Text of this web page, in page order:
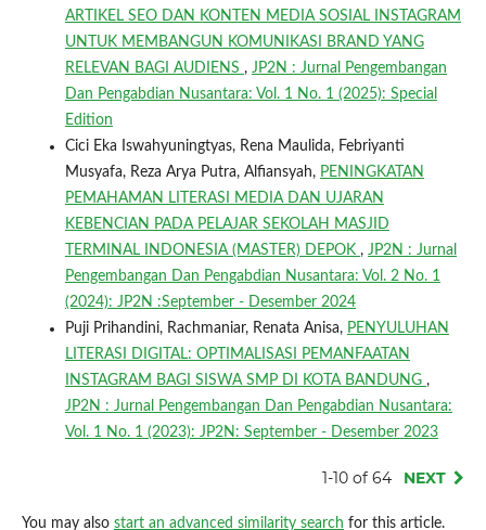
ARTIKEL SEO DAN KONTEN MEDIA SOSIAL INSTAGRAM
UNTUK MEMBANGUN KOMUNIKASI BRAND YANG
RELEVAN BAGI AUDIENS , JP2N : Jurnal Pengembangan
Dan Pengabdian Nusantara: Vol. 1 No. 1 (2025): Special
Edition
Cici Eka Iswahyuningtyas, Rena Maulida, Febriyanti
Musyafa, Reza Arya Putra, Alfiansyah, PENINGKATAN
PEMAHAMAN LITERASI MEDIA DAN UJARAN
KEBENCIAN PADA PELAJAR SEKOLAH MASJID
TERMINAL INDONESIA (MASTER) DEPOK , JP2N : Jurnal
Pengembangan Dan Pengabdian Nusantara: Vol. 2 No. 1
(2024): JP2N :September - Desember 2024
Puji Prihandini, Rachmaniar, Renata Anisa, PENYULUHAN
LITERASI DIGITAL: OPTIMALISASI PEMANFAATAN
INSTAGRAM BAGI SISWA SMP DI KOTA BANDUNG ,
JP2N : Jurnal Pengembangan Dan Pengabdian Nusantara:
Vol. 1 No. 1 (2023): JP2N: September - Desember 2023
1-10 of 64 NEXT
You may also start an advanced similarity search for this article.